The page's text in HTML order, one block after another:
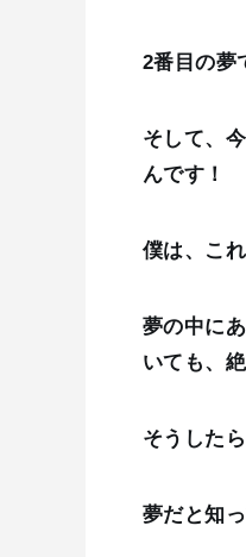
2番目の夢
そして、
んです！
僕は、こ
夢の中に
いても、
そうした
夢だと知